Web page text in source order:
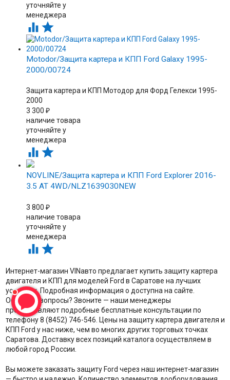
уточняйте у
менеджера
 
Motodor/Защита картера и КПП Ford Galaxy 1995-
2000/00724
Защита картера и КПП Мотодор для Форд Гелекси 1995-
2000
3 300 ₽
наличие товара
уточняйте у
менеджера
 
NOVLINE/Защита картера и КПП Ford Explorer 2016-
3.5 АТ 4WD/NLZ1639030NEW
3 800 ₽
наличие товара
уточняйте у
менеджера
 
Интернет-магазин VINавто предлагает купить защиту картера
двигателя и КПП для моделей Ford в Саратове на лучших
условиях. Подробная информация о доступна на сайте.
Остались вопросы? Звоните — наши менеджеры
предоставляют подробные бесплатные консультации по
телефону 8 (8452) 746-546. Цены на защиту картера двигателя и
КПП Ford у нас ниже, чем во многих других торговых точках
Саратова. Доставку всех позиций каталога осуществляем в
любой город России.
Вы можете заказать защиту Ford через наш интернет-магазин